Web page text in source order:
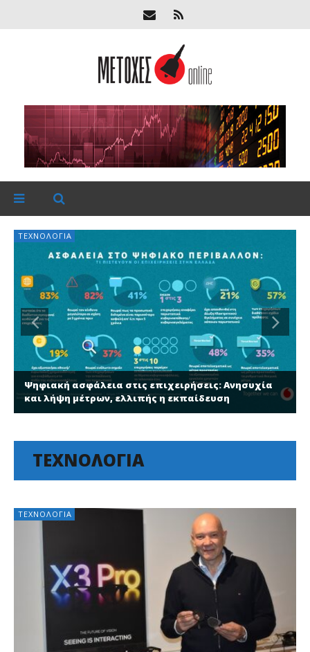
ΤΕΧΝΟΛΟΓΊΑ
Ψηφιακή ασφάλεια στις επιχειρήσεις: Ανησυχία
και λήψη μέτρων, ελλιπής η εκπαίδευση
ΤΕΧΝΟΛΟΓΊΑ
ΤΕΧΝΟΛΟΓΊΑ